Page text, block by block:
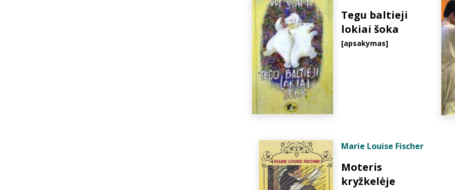
Tegu baltieji
lokiai šoka
[apsakymas]
Marie Louise Fischer
Moteris
kryžkelėje